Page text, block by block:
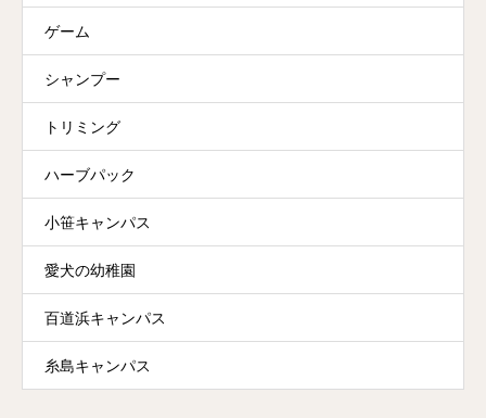
ゲーム
シャンプー
トリミング
ハーブパック
小笹キャンパス
愛犬の幼稚園
百道浜キャンパス
糸島キャンパス